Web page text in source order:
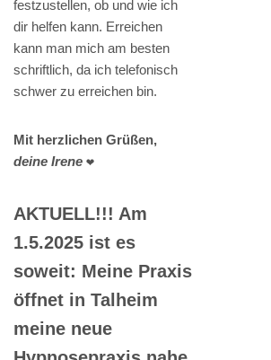
festzustellen, ob und wie ich
dir helfen kann. Erreichen
kann man mich am besten
schriftlich, da ich telefonisch
schwer zu erreichen bin.
Mit herzlichen Grüßen,
deine Irene ❤️
AKTUELL!!! Am
1.5.2025 ist es
soweit: Meine Praxis
öffnet in Talheim
meine neue